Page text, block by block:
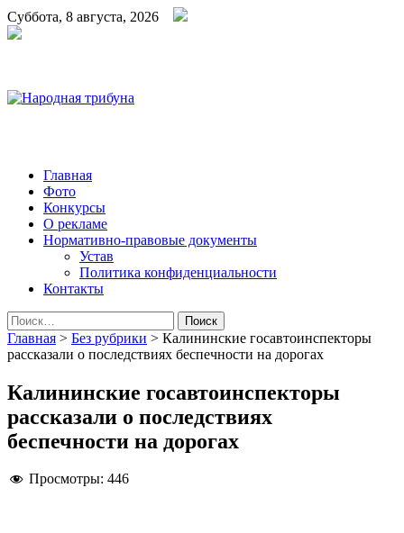
Суббота, 8 августа, 2026
Народная трибуна
Калининская районная газета
Главная
Фото
Конкурсы
О рекламе
Нормативно-правовые документы
Устав
Политика конфиденциальности
Контакты
Найти:
Главная > Без рубрики > Калининские госавтоинспекторы
рассказали о последствиях беспечности на дорогах
Калининские госавтоинспекторы
рассказали о последствиях
беспечности на дорогах
Просмотры: 446